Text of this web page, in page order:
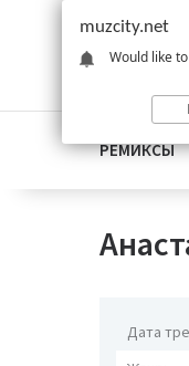
РЕМИКСЫ
Дата
muzcity.net
Would like